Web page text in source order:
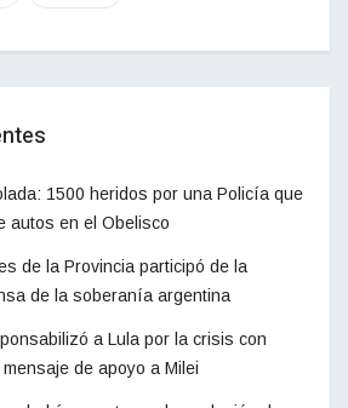
1500 heridos por una Policía que
autos en el Obelisco
de la Provincia participó de la
de la soberanía argentina
a Lula por la crisis con
de apoyo a Milei